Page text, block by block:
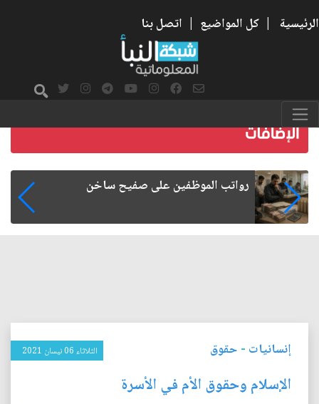
الرئيسية | كل المواضيع | اتصل بنا
هجرة الكفاءات العراقية.. الأسباب والآثار
إنسانيات - حقوق الثلاثاء 06 نيسان 2021
الإسلام وحقوق الأم في الأسرة